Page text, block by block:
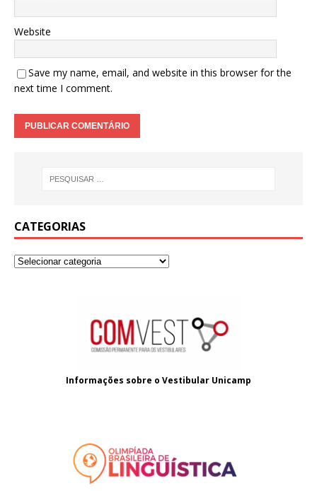
Website
Save my name, email, and website in this browser for the
next time I comment.
CATEGORIAS
Informações sobre o Vestibular Unicamp